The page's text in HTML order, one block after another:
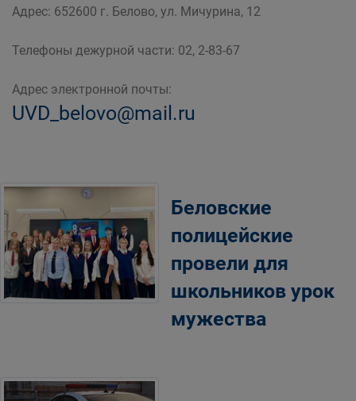
Адрес: 652600 г. Белово, ул. Мичурина, 12
Телефоны дежурной части: 02, 2-83-67
Адрес электронной почты:
UVD_belovo@mail.ru
Беловские
полицейские
провели для
школьников урок
мужества